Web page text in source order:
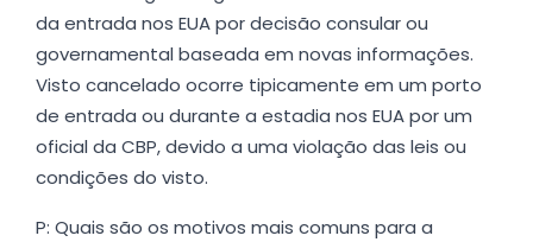
da entrada nos EUA por decisão consular ou
governamental baseada em novas informações.
Visto cancelado ocorre tipicamente em um porto
de entrada ou durante a estadia nos EUA por um
oficial da CBP, devido a uma violação das leis ou
condições do visto.
P: Quais são os motivos mais comuns para a